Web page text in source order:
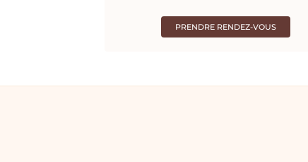
PRENDRE RENDEZ-VOUS